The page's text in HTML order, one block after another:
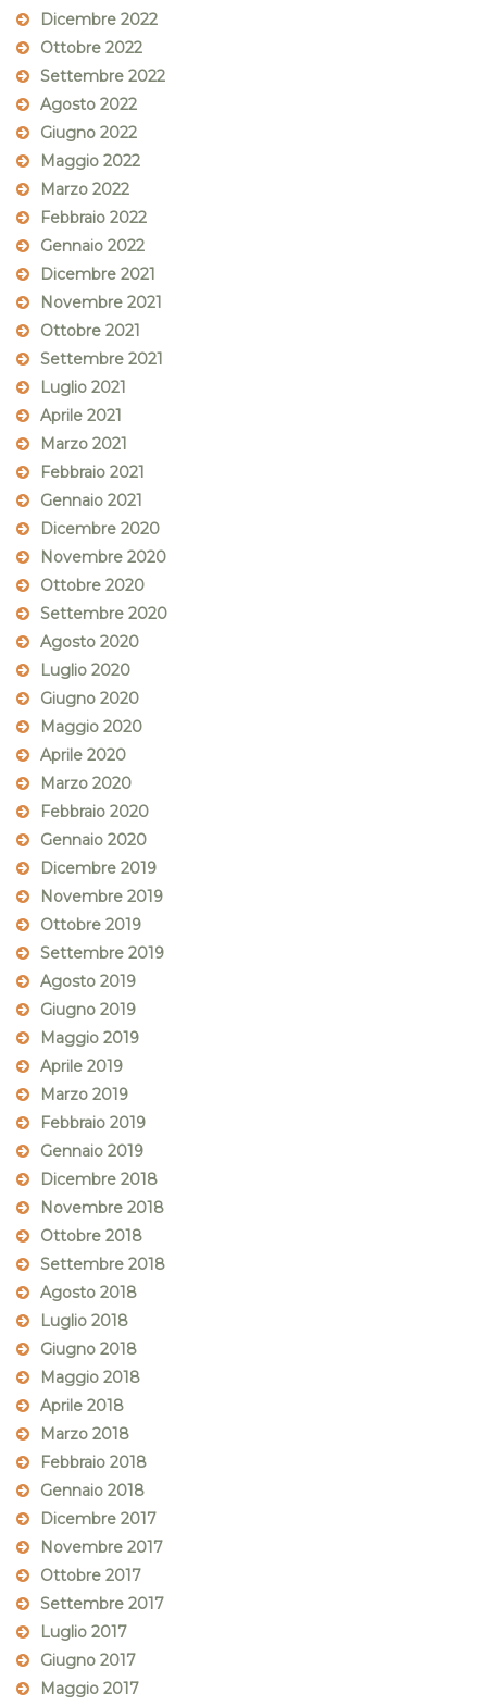
Dicembre 2022
Ottobre 2022
Settembre 2022
Agosto 2022
Giugno 2022
Maggio 2022
Marzo 2022
Febbraio 2022
Gennaio 2022
Dicembre 2021
Novembre 2021
Ottobre 2021
Settembre 2021
Luglio 2021
Aprile 2021
Marzo 2021
Febbraio 2021
Gennaio 2021
Dicembre 2020
Novembre 2020
Ottobre 2020
Settembre 2020
Agosto 2020
Luglio 2020
Giugno 2020
Maggio 2020
Aprile 2020
Marzo 2020
Febbraio 2020
Gennaio 2020
Dicembre 2019
Novembre 2019
Ottobre 2019
Settembre 2019
Agosto 2019
Giugno 2019
Maggio 2019
Aprile 2019
Marzo 2019
Febbraio 2019
Gennaio 2019
Dicembre 2018
Novembre 2018
Ottobre 2018
Settembre 2018
Agosto 2018
Luglio 2018
Giugno 2018
Maggio 2018
Aprile 2018
Marzo 2018
Febbraio 2018
Gennaio 2018
Dicembre 2017
Novembre 2017
Ottobre 2017
Settembre 2017
Luglio 2017
Giugno 2017
Maggio 2017